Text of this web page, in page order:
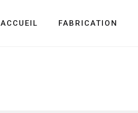
ACCUEIL FABRICATION